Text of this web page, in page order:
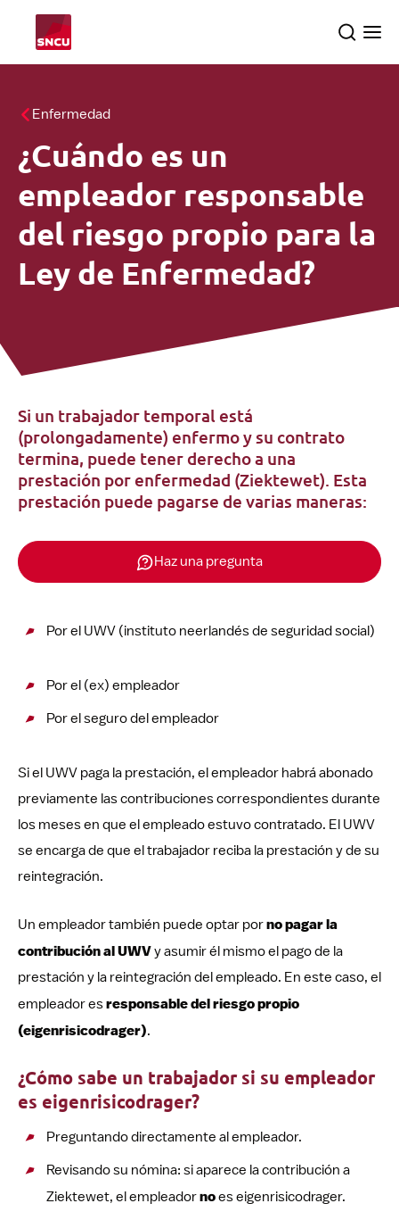
Vuelve
pagina
Search
Temas
Inspecciones
Sobre nosotros
Enfermedad
¿Cuándo es un
empleador responsable
del riesgo propio para la
Ley de Enfermedad?
Si un trabajador temporal está
(prolongadamente) enfermo y su contrato
termina, puede tener derecho a una
prestación por enfermedad (Ziektewet). Esta
prestación puede pagarse de varias maneras:
Haz una pregunta
Por el UWV (instituto neerlandés de seguridad social)
Por el (ex) empleador
Por el seguro del empleador
Si el UWV paga la prestación, el empleador habrá abonado
previamente las contribuciones correspondientes durante
los meses en que el empleado estuvo contratado. El UWV
se encarga de que el trabajador reciba la prestación y de su
reintegración.
Un empleador también puede optar porno pagar la
contribución al UWVy asumir él mismo el pago de la
prestación y la reintegración del empleado. En este caso, el
empleador esresponsable del riesgo propio
(eigenrisicodrager).
¿Cómo sabe un trabajador si su empleador
es eigenrisicodrager?
Preguntando directamente al empleador.
Revisando su nómina: si aparece la contribución a
Ziektewet, el empleadornoes eigenrisicodrager.